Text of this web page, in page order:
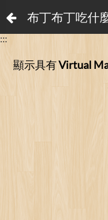
布丁布丁吃什
:::
顯示具有Virtual